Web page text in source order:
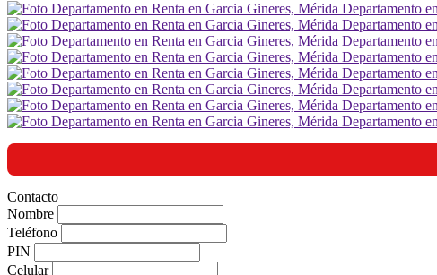
Contacto
Nombre
Teléfono
PIN
Celular